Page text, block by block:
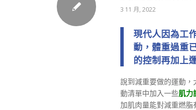
3 11 月, 2022
現代人因為工
動，體重過重
的控制再加上
說到減重要做的運動
動清單中加入一些肌力
加肌肉量能對減重燃